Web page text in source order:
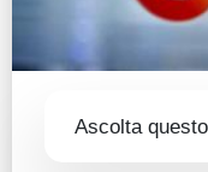
Ascolta